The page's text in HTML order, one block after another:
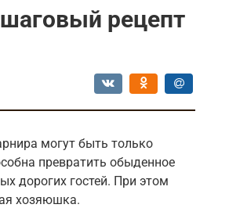
рецепт
могут быть только
превратить обыденное
дорогих гостей. При этом
хозяюшка.